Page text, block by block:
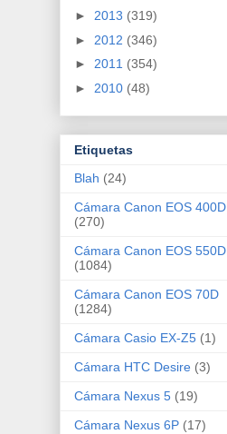
► 2013 (319)
► 2012 (346)
► 2011 (354)
► 2010 (48)
Etiquetas
Blah (24)
Cámara Canon EOS 400D
(270)
Cámara Canon EOS 550D
(1084)
Cámara Canon EOS 70D
(1284)
Cámara Casio EX-Z5 (1)
Cámara HTC Desire (3)
Cámara Nexus 5 (19)
Cámara Nexus 6P (17)